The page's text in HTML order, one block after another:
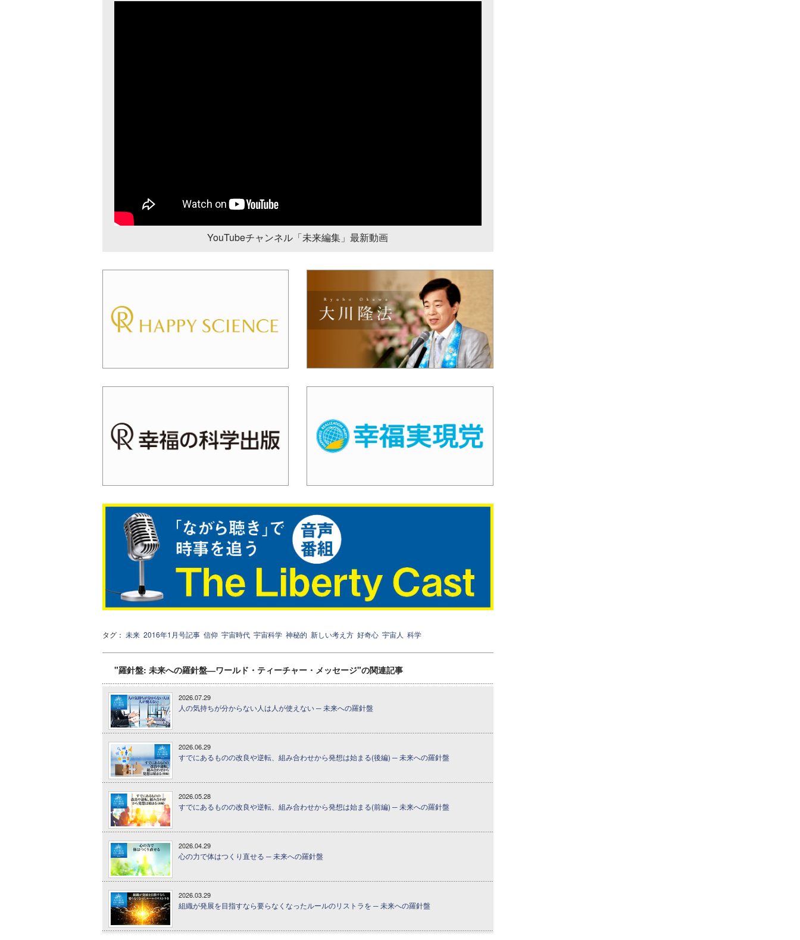
YouTubeチャンネル「未来編集」最新動画
タグ： 未来 2016年1月号記事 信仰 宇宙時代 宇宙科学 神秘的 新しい考え方 好奇心 宇宙人 科学
"羅針盤: 未来への羅針盤―ワールド・ティーチャー・メッセージ"の関連記事
2026.07.29
人の気持ちが分からない人は人が使えない ─ 未来への羅針盤
2026.06.29
すでにあるものの改良や逆転、組み合わせから発想は始まる(後編) ─ 未来への羅針盤
2026.05.28
すでにあるものの改良や逆転、組み合わせから発想は始まる(前編) ─ 未来への羅針盤
2026.04.29
心の力で体はつくり直せる ─ 未来への羅針盤
2026.03.29
組織が発展を目指すなら要らなくなったルールのリストラを ─ 未来への羅針盤